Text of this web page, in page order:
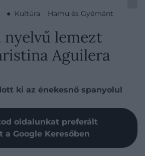
● Kultúra Hamu és Gyémánt
nyelvű lemezt
Aguilera
ki az énekesnő spanyolul
oldalunkat preferált
a Google Keresőben